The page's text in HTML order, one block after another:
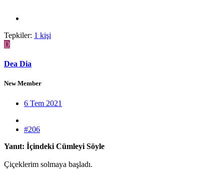
Tepkiler: 1 kişi
D
Dea Dia
New Member
6 Tem 2021
#206
Yanıt: İçindeki Cümleyi Söyle
Çiçeklerim solmaya başladı.